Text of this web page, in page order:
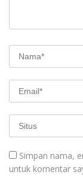
Simpan nama,
untuk komentar